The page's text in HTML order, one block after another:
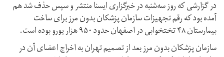
در گزارشی که روز سه‌شنبه در خبرگزاری ایسنا منتشر و سپس حذف شد هم
آمده بود که رقم تجهیزات سازمان پزشکان بدون مرز برای ساخت
بیمارستان ۴۸ تختخوابی در اصفهان حدود ۹۵۰ هزار یورو بوده است.
سازمان پزشکان بدون مرز بعد از تصمیم تهران به اخراج اعضای آن در